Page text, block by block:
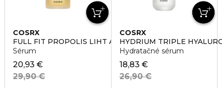
COSRX
FULL FIT PROPOLIS LIHT AMPOULE
Sérum
20,93 €
29,90 €
COSRX
HYDRIUM TRIPLE
Hydratačné sérum
18,83 €
26,90 €